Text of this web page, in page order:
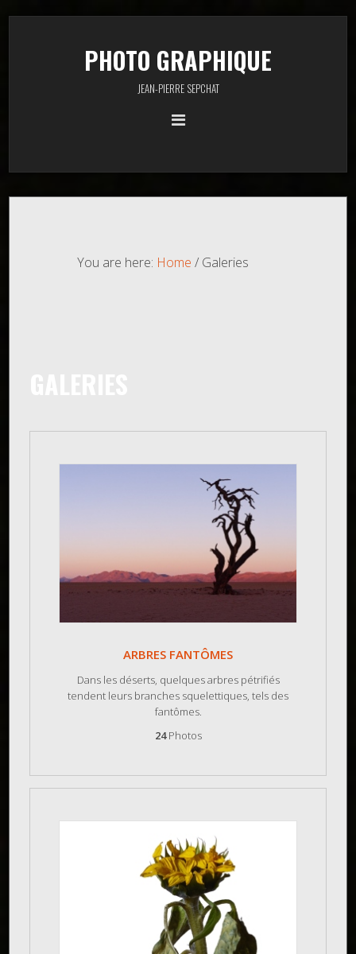
PHOTO GRAPHIQUE
JEAN-PIERRE SEPCHAT
You are here: Home / Galeries
ARBRES FANTÔMES
Dans les déserts, quelques arbres pétrifiés
tendent leurs branches squelettiques, tels des
fantômes.
24Photos